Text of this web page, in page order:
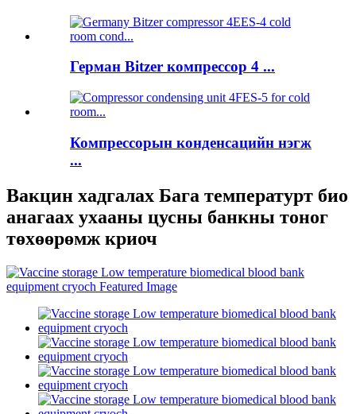
Герман Bitzer компрессор 4 ...
Компрессорын конденсацийн нэгж
...
Вакцин хадгалах Бага температурт био
анагаах ухааны цусны банкны тоног
төхөөрөмж криоч